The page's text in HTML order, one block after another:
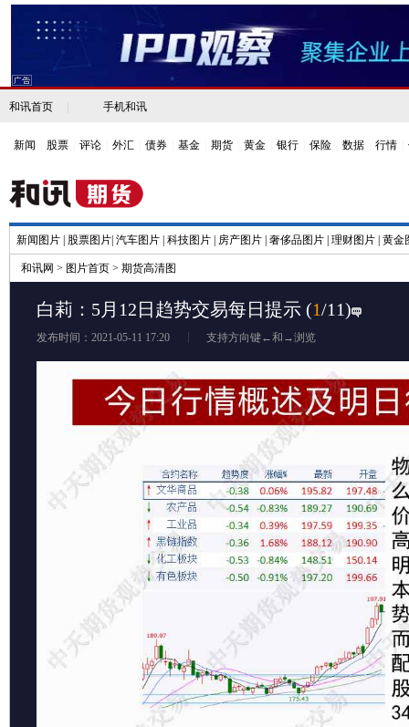
和讯首页 手机和讯
新闻 股票 评论 外汇 债券 基金 期货 黄金 银行 保险 数据 行情
新闻图片 股票图片 汽车图片 科技图片 房产图片 奢侈品图片 理财图片 黄金
和讯网 > 图片首页 > 期货高清图
白莉：5月12日趋势交易每日提示 (1/11)
发布时间：2021-05-11 17:20 支持方向键←和→浏览